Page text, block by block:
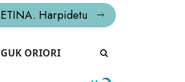
Harpidetu
GUK ORIORI